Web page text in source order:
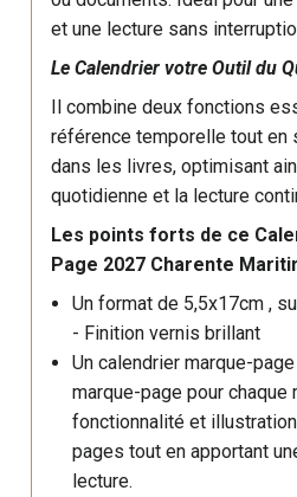
et une lecture sans
Le Calendrier votre Outil du
Il combine deux fonctions
référence temporelle tout en
dans les livres, optimisant
quotidienne et la lecture
Les points forts de ce
Page 2027 Charente
Un format de 5,5x17cm ,
- Finition vernis brillant
Un calendrier marque-
marque-page pour chaque
fonctionnalité et
pages tout en apportant
lecture.